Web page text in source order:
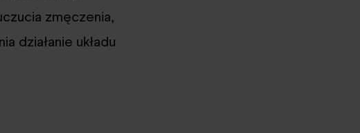
zmęczenia,
działanie układu